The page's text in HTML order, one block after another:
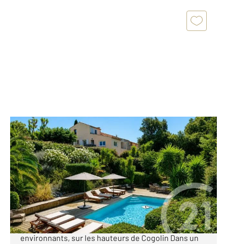
COGOLIN 83
170 m2, 6 pièces
Ref : 1197
Maison à vendre
910 000 €
Une parenthèse de nature entre vignes et garrigue,
avec une vue imprenable sur les paysages
environnants, sur les hauteurs de Cogolin Dans un